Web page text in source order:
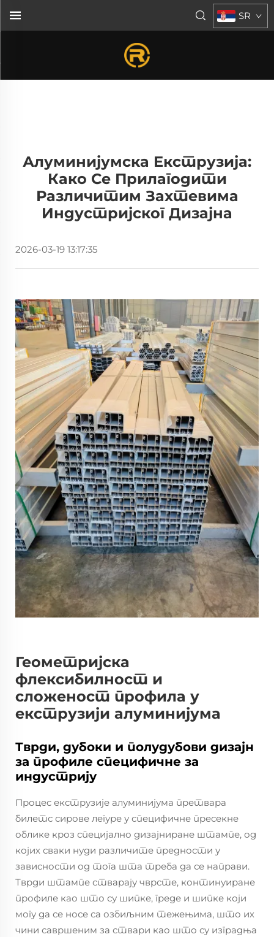
SR
Алуминијумска Екструзија:
Како Се Прилагодити
Различитим Захтевима
Индустријског Дизајна
2026-03-19 13:17:35
Геометријска
флексибилност и
сложеност профила у
екструзији алуминијума
Тврди, дубоки и полудубови дизајн
за профиле специфичне за
индустрију
Процес екструзије алуминијума претвара
билетс сирове легуре у специфичне пресекне
облике кроз специјално дизајниране штампе, од
којих сваки нуди различите предности у
зависности од тога шта треба да се направи.
Тврди штампе стварају чврсте, континуиране
профиле као што су шипке, греде и шипке који
могу да се носе са озбиљним тежењима, што их
чини савршеним за ствари као што су изградња